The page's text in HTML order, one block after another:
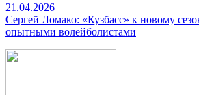
21.04.2026
Сергей Ломако: «Кузбасс» к новому
опытными волейболистами